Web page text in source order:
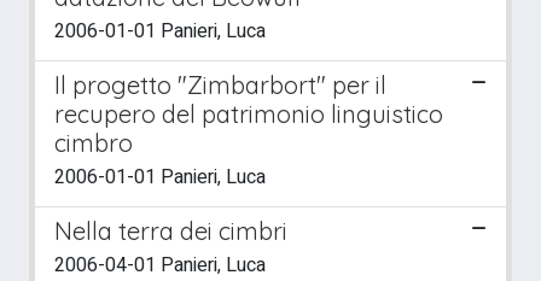
2006-01-01 Panieri, Luca
Il progetto "Zimbarbort" per il
recupero del patrimonio linguistico
cimbro
2006-01-01 Panieri, Luca
Nella terra dei cimbri
2006-04-01 Panieri, Luca